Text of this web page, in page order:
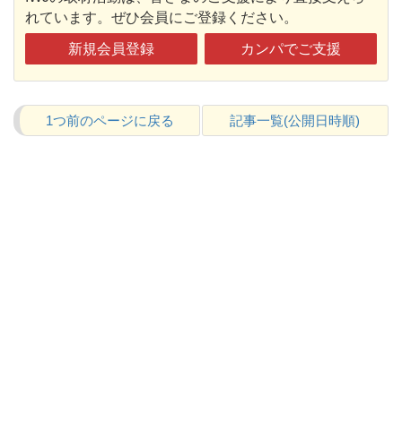
れています。ぜひ会員にご登録ください。
新規会員登録 カンパでご支援
1つ前のページに戻る 記事一覧(公開日時順)